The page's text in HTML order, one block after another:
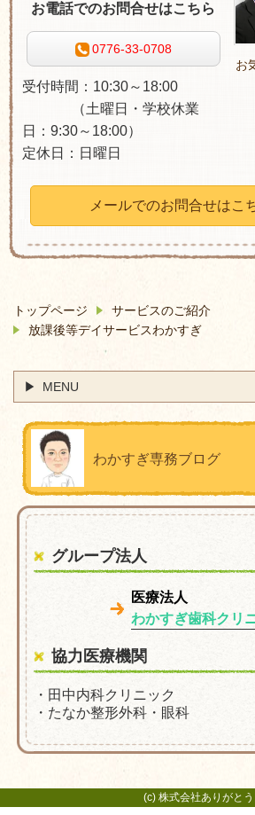
お
お電話でのお問合せはこちら
0776-33-0708
受付時間：10:30～18:00
（土曜日・学校休業
日：9:30～18:00）
定休日：日曜日
メールでのお問合せはこ
トップページ
サービスのご紹介
放課後等デイサービスわかすぎ
MENU
わかすぎ専務ブログ
グループ法人
医療法人
わかすぎ歯科クリ
協力医療機関
・田中内科クリニック
・たなか整形外科・眼科
(c) 株式会社ありがとう